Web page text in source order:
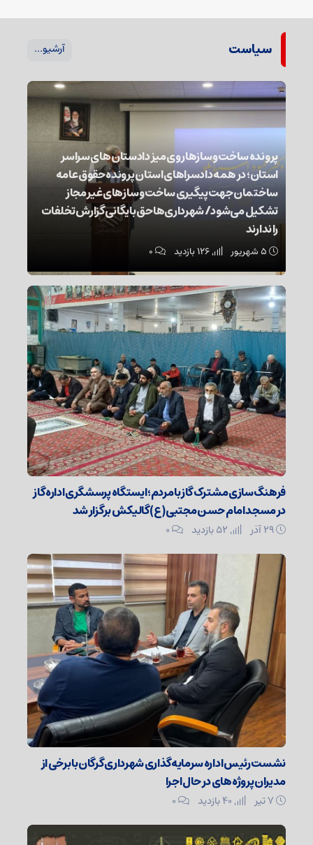
سیاست آرشیو...
پرونده ساخت و سازها روی میز دادستان های سراسر
استان؛ در همه دادسراهای استان پرونده حقوق عامه
ساختمان جهت پیگیری ساخت و سازهای غیر مجاز
تشکیل می‌شود/ شهرداری‌ها حق بایگانی گزارش تخلفات
را ندارند
126 بازدید ۰
فرهنگ‌سازی مشترک گاز با مردم؛ ایستگاه پرسشگری اداره گاز
در مسجد امام حسن مجتبی (ع) گالیکش برگزار شد
۰
نشست رئیس اداره سرمایه‌گذاری شهرداری گرگان با برخی از
مدیران پروژه‌های در حال اجرا
۰